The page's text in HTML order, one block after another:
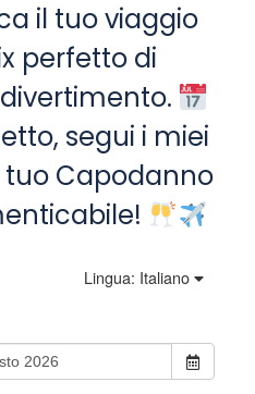
il tuo viaggio
perfetto di
segui i miei
tuo Capodanno